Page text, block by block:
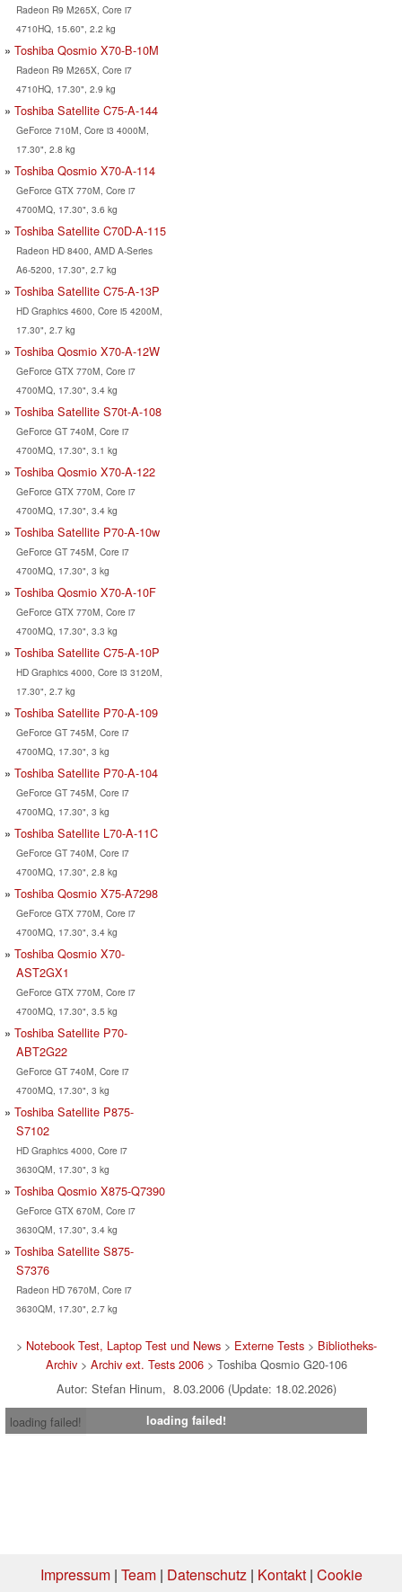
Radeon R9 M265X, Core i7
4710HQ, 15.60", 2.2 kg
Toshiba Qosmio X70-B-10M
Radeon R9 M265X, Core i7
4710HQ, 17.30", 2.9 kg
Toshiba Satellite C75-A-144
GeForce 710M, Core i3 4000M,
17.30", 2.8 kg
Toshiba Qosmio X70-A-114
GeForce GTX 770M, Core i7
4700MQ, 17.30", 3.6 kg
Toshiba Satellite C70D-A-115
Radeon HD 8400, AMD A-Series
A6-5200, 17.30", 2.7 kg
Toshiba Satellite C75-A-13P
HD Graphics 4600, Core i5 4200M,
17.30", 2.7 kg
Toshiba Qosmio X70-A-12W
GeForce GTX 770M, Core i7
4700MQ, 17.30", 3.4 kg
Toshiba Satellite S70t-A-108
GeForce GT 740M, Core i7
4700MQ, 17.30", 3.1 kg
Toshiba Qosmio X70-A-122
GeForce GTX 770M, Core i7
4700MQ, 17.30", 3.4 kg
Toshiba Satellite P70-A-10w
GeForce GT 745M, Core i7
4700MQ, 17.30", 3 kg
Toshiba Qosmio X70-A-10F
GeForce GTX 770M, Core i7
4700MQ, 17.30", 3.3 kg
Toshiba Satellite C75-A-10P
HD Graphics 4000, Core i3 3120M,
17.30", 2.7 kg
Toshiba Satellite P70-A-109
GeForce GT 745M, Core i7
4700MQ, 17.30", 3 kg
Toshiba Satellite P70-A-104
GeForce GT 745M, Core i7
4700MQ, 17.30", 3 kg
Toshiba Satellite L70-A-11C
GeForce GT 740M, Core i7
4700MQ, 17.30", 2.8 kg
Toshiba Qosmio X75-A7298
GeForce GTX 770M, Core i7
4700MQ, 17.30", 3.4 kg
Toshiba Qosmio X70-
AST2GX1
GeForce GTX 770M, Core i7
4700MQ, 17.30", 3.5 kg
Toshiba Satellite P70-
ABT2G22
GeForce GT 740M, Core i7
4700MQ, 17.30", 3 kg
Toshiba Satellite P875-
S7102
HD Graphics 4000, Core i7
3630QM, 17.30", 3 kg
Toshiba Qosmio X875-Q7390
GeForce GTX 670M, Core i7
3630QM, 17.30", 3.4 kg
Toshiba Satellite S875-
S7376
Radeon HD 7670M, Core i7
3630QM, 17.30", 2.7 kg
> Notebook Test, Laptop Test und News > Externe Tests > Bibliotheks-
Archiv > Archiv ext. Tests 2006 > Toshiba Qosmio G20-106
Autor: Stefan Hinum, 8.03.2006 (Update: 18.02.2026)
loading failed!
loading failed!
Impressum| Team| Datenschutz| Kontakt| Cookie